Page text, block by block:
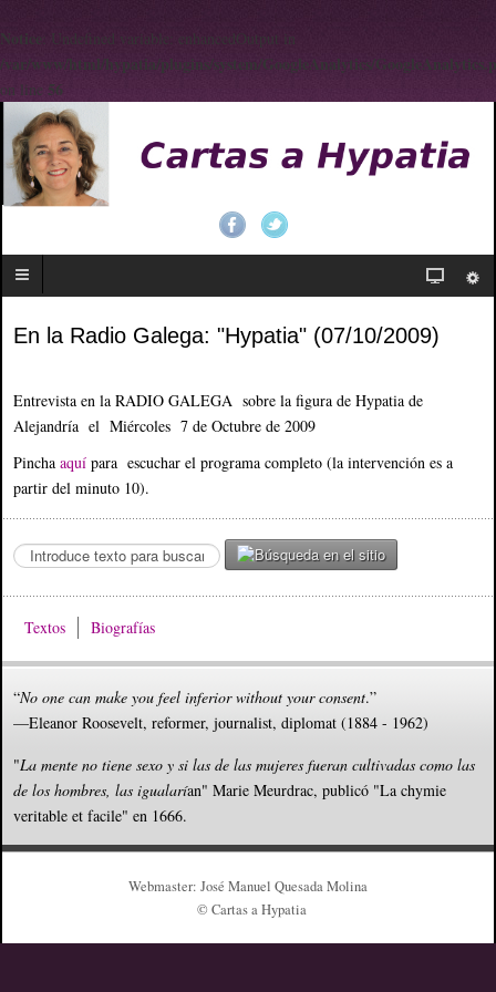
Notice : Undefined variable: enhancedOutput in
/var/www/html/hypatia/plugins/system/GoogleAnalytics/
on line 56
En la Radio Galega: "Hypatia" (07/10/2009)
Entrevista en la RADIO GALEGA sobre la figura de Hypatia de
Alejandría el Miércoles 7 de Octubre de 2009
Pincha aquí para escuchar el programa completo (la intervención es a
partir del minuto 10).
S
e
a
h
.
Textos Biografías
“No one can make you feel inferior without your consent.”
—Eleanor Roosevelt, reformer, journalist, diplomat (1884 - 1962)
"La mente no tiene sexo y si las de las mujeres fueran cultivadas como las
de los hombres, las igualarían" Marie Meurdrac, publicó "La chymie
veritable et facile" en 1666.
Webmaster: José Manuel Quesada Molina
© Cartas a Hypatia